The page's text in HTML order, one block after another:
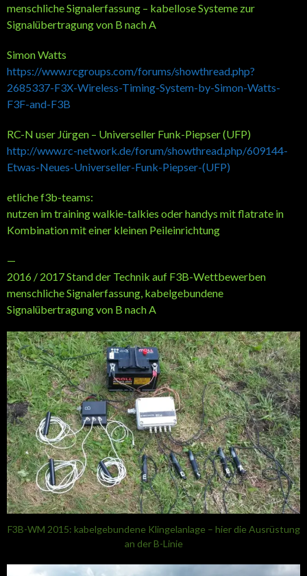
menschliche Signalerfassung – kabellose Systeme zur
Signalübertragung von B nach A
Simon Watts
https://www.rcgroups.com/forums/showthread.php?
2685337-F3X-Wireless-Timing-System-by-Simon-Watts-
F3F-and-F3B
RC-N user Jürgen – Universeller Funk-Piepser (UFP)
http://www.rc-network.de/forum/showthread.php/609144-
Etwas-Neues-Universeller-Funk-Piepser-(UFP)
etliche f3b-teams:
nutzen im training walkie-talkies oder handys mit flatrate in
Kombination mit einer kleinen Peileinrichtung
—
2016 / 2017 Stand der Technik auf F3B-Wettbewerben
menschliche Signalerfassung, kabelgebundene
Signalübertragung von B nach A
F3B-WM 2015: kabelgebundene Klingelanlage – hier die Ausrüstung
an der B-Linie